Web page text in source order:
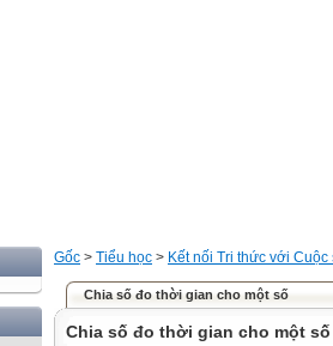
Gốc > Tiểu học > Kết nối Tri thức với Cuộc
Chia số đo thời gian cho một số
Chia số đo thời gian cho một số